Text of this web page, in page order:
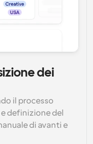
dei
il processo
definizione del
di avanti e